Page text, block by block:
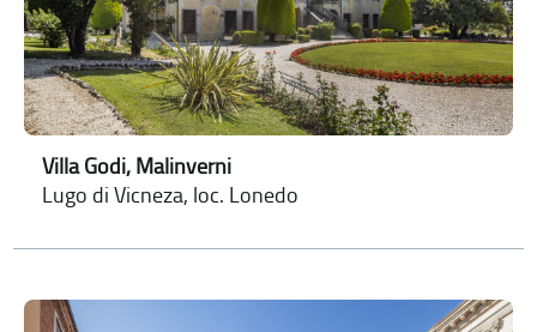
Villa Godi, Malinverni
Lugo di Vicneza, loc. Lonedo